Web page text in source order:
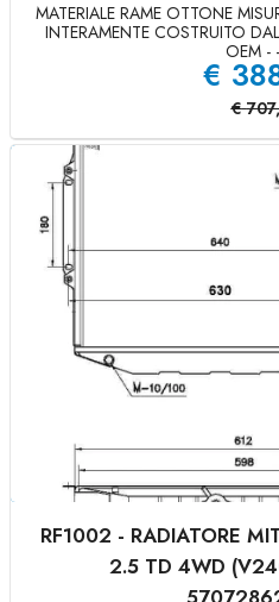
MATERIALE RAME OTTONE
INTERAMENTE COSTRUITO
OEM -
€
€
RF1002 - RADIATORE
2.5 TD 4WD